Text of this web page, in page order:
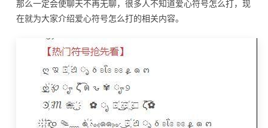
那么一定会使聊天不再无聊，很多人不知道爱心符号怎么打，现
在就为大家介绍爱心符号怎么打的相关内容。